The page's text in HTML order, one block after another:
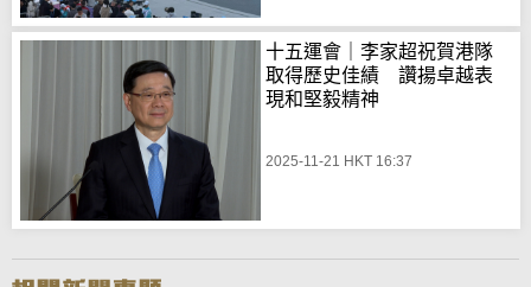
十五運會｜李家超祝賀港隊
取得歷史佳績 讚揚卓越表
現和堅毅精神
2025-11-21 HKT 16:37